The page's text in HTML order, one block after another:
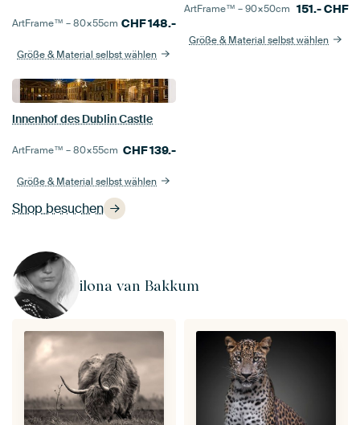
Shop besuchen
ArtFrame™ –80×55cm CHF148.-
Größe & Material selbst wählen
ArtFrame™ –90×50cm 151.-CHF
Größe & Material selbst wählen
Innenhof des Dublin Castle
ArtFrame™ –80×55cm CHF139.-
Größe & Material selbst wählen
ilona van Bakkum